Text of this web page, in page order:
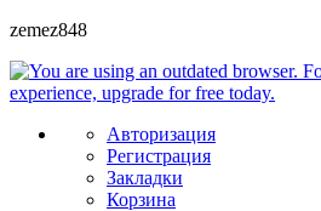
zemez848
Авторизация
Регистрация
Закладки
Корзина